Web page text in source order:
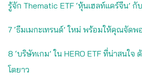
รู้จัก Thematic ETF ‘หุ้นเฮลท์แคร์จีน’ กั
7 ‘ธีมเมกะเทรนด์’ ใหม่ พร้อมให้คุณจัด
8 ‘บริษัทเกม’ ใน HERO ETF ที่น่าสนใ
โตยาว